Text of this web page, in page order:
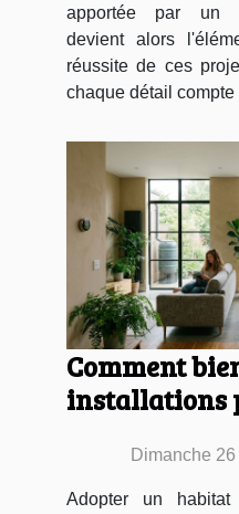
apportée par un
devient alors
réussite de ces
chaque détail compte
Comment
installations
esthétique ?
Dimanche
Adopter un